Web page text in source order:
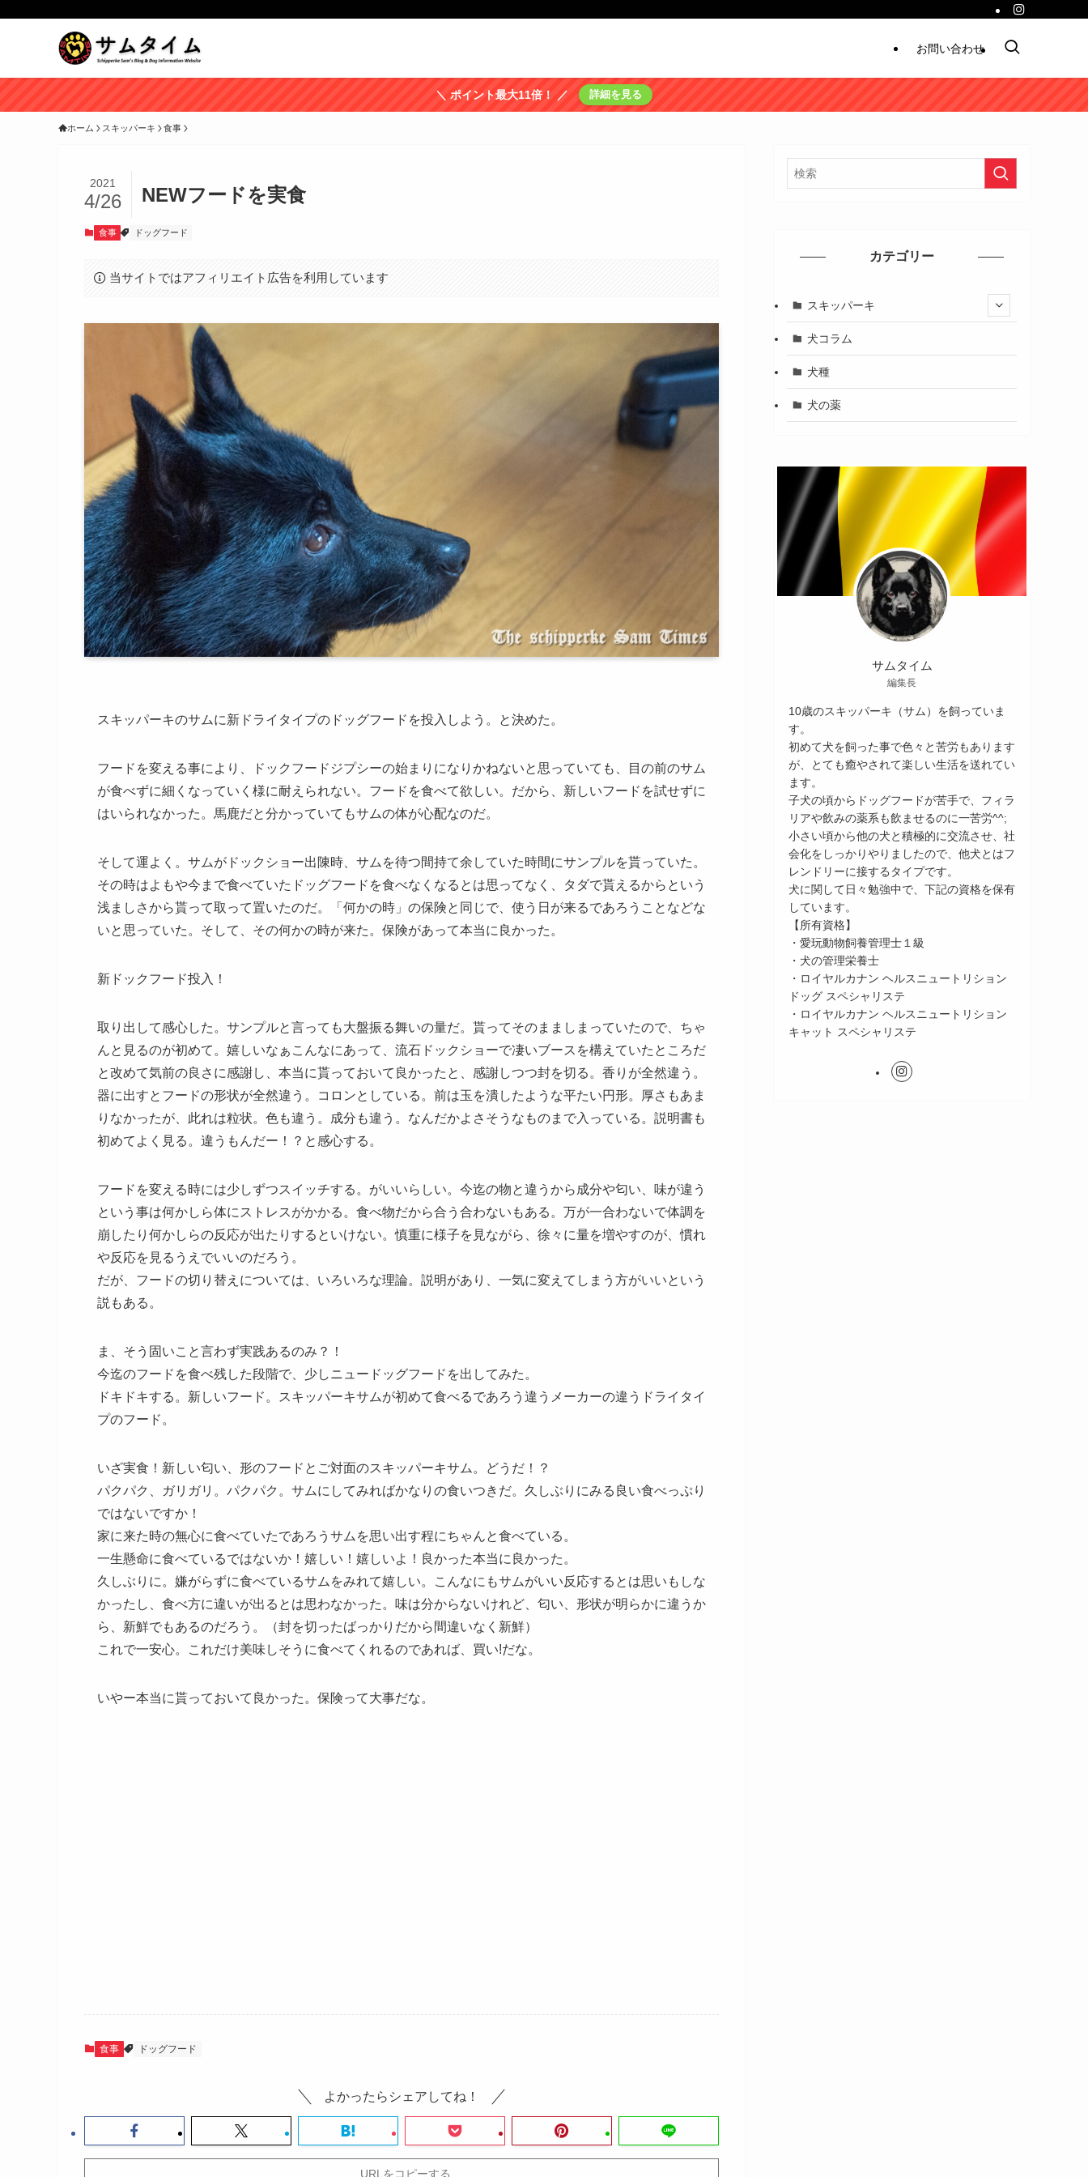
お問い合わせ
＼ ポイント最大11倍！ ／ 詳細を見る
ホーム スキッパーキ 食事
NEWフードを実食
2021
4/26
食事 ドッグフード
当サイトではアフィリエイト広告を利用しています
スキッパーキのサムに新ドライタイプのドッグフードを投入しよう。と決めた。
フードを変える事により、ドックフードジプシーの始まりになりかねないと思っていても、目の前のサム
が食べずに細くなっていく様に耐えられない。フードを食べて欲しい。だから、新しいフードを試せずに
はいられなかった。馬鹿だと分かっていてもサムの体が心配なのだ。
そして運よく。サムがドックショー出陳時、サムを待つ間持て余していた時間にサンプルを貰っていた。
その時はよもや今まで食べていたドッグフードを食べなくなるとは思ってなく、タダで貰えるからという
浅ましさから貰って取って置いたのだ。「何かの時」の保険と同じで、使う日が来るであろうことなどな
いと思っていた。そして、その何かの時が来た。保険があって本当に良かった。
新ドックフード投入！
取り出して感心した。サンプルと言っても大盤振る舞いの量だ。貰ってそのまましまっていたので、ちゃ
んと見るのが初めて。嬉しいなぁこんなにあって、流石ドックショーで凄いブースを構えていたところだ
と改めて気前の良さに感謝し、本当に貰っておいて良かったと、感謝しつつ封を切る。香りが全然違う。
器に出すとフードの形状が全然違う。コロンとしている。前は玉を潰したような平たい円形。厚さもあま
りなかったが、此れは粒状。色も違う。成分も違う。なんだかよさそうなものまで入っている。説明書も
初めてよく見る。違うもんだー！？と感心する。
フードを変える時には少しずつスイッチする。がいいらしい。今迄の物と違うから成分や匂い、味が違う
という事は何かしら体にストレスがかかる。食べ物だから合う合わないもある。万が一合わないで体調を
崩したり何かしらの反応が出たりするといけない。慎重に様子を見ながら、徐々に量を増やすのが、慣れ
や反応を見るうえでいいのだろう。
だが、フードの切り替えについては、いろいろな理論。説明があり、一気に変えてしまう方がいいという
説もある。
ま、そう固いこと言わず実践あるのみ？！
今迄のフードを食べ残した段階で、少しニュードッグフードを出してみた。
ドキドキする。新しいフード。スキッパーキサムが初めて食べるであろう違うメーカーの違うドライタイ
プのフード。
いざ実食！新しい匂い、形のフードとご対面のスキッパーキサム。どうだ！？
パクパク、ガリガリ。パクパク。サムにしてみればかなりの食いつきだ。久しぶりにみる良い食べっぷり
ではないですか！
家に来た時の無心に食べていたであろうサムを思い出す程にちゃんと食べている。
一生懸命に食べているではないか！嬉しい！嬉しいよ！良かった本当に良かった。
久しぶりに。嫌がらずに食べているサムをみれて嬉しい。こんなにもサムがいい反応するとは思いもしな
かったし、食べ方に違いが出るとは思わなかった。味は分からないけれど、匂い、形状が明らかに違うか
ら、新鮮でもあるのだろう。（封を切ったばっかりだから間違いなく新鮮）
これで一安心。これだけ美味しそうに食べてくれるのであれば、買い!だな。
いやー本当に貰っておいて良かった。保険って大事だな。
食事 ドッグフード
よかったらシェアしてね！
URLをコピーする
カテゴリー
スキッパーキ
犬コラム
犬種
犬の薬
サムタイム
編集長
10歳のスキッパーキ（サム）を飼っていま
す。
初めて犬を飼った事で色々と苦労もあります
が、とても癒やされて楽しい生活を送れてい
ます。
子犬の頃からドッグフードが苦手で、フィラ
リアや飲みの薬系も飲ませるのに一苦労^^;
小さい頃から他の犬と積極的に交流させ、社
会化をしっかりやりましたので、他犬とはフ
レンドリーに接するタイプです。
犬に関して日々勉強中で、下記の資格を保有
しています。
【所有資格】
・愛玩動物飼養管理士１級
・犬の管理栄養士
・ロイヤルカナン ヘルスニュートリション
ドッグ スペシャリステ
・ロイヤルカナン ヘルスニュートリション
キャット スペシャリステ